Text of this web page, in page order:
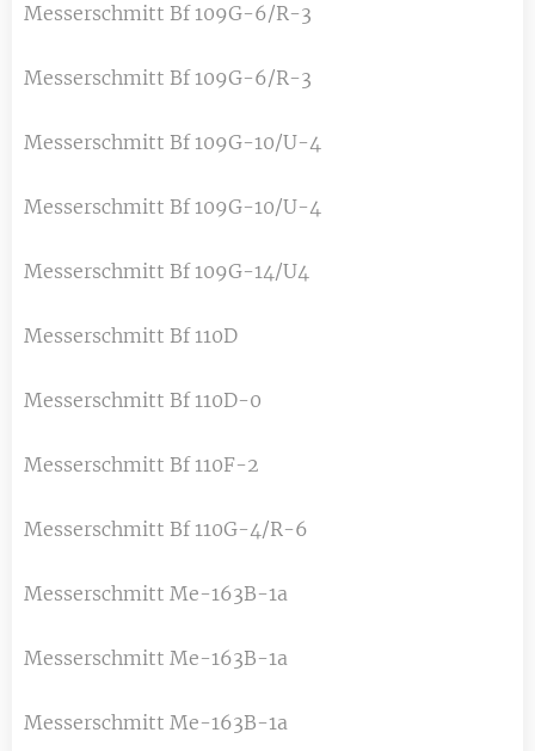
Messerschmitt Bf 109G-6/R-3
Messerschmitt Bf 109G-6/R-3
Messerschmitt Bf 109G-10/U-4
Messerschmitt Bf 109G-10/U-4
Messerschmitt Bf 109G-14/U4
Messerschmitt Bf 110D
Messerschmitt Bf 110D-0
Messerschmitt Bf 110F-2
Messerschmitt Bf 110G-4/R-6
Messerschmitt Me-163B-1a
Messerschmitt Me-163B-1a
Messerschmitt Me-163B-1a